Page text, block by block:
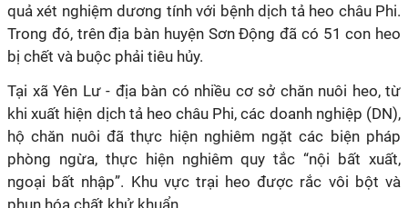
quả xét nghiệm dương tính với bệnh dịch tả heo châu Phi.
Trong đó, trên địa bàn huyện Sơn Động đã có 51 con heo
bị chết và buộc phải tiêu hủy.
Tại xã Yên Lư - địa bàn có nhiều cơ sở chăn nuôi heo, từ
khi xuất hiện dịch tả heo châu Phi, các doanh nghiệp (DN),
hộ chăn nuôi đã thực hiện nghiêm ngặt các biện pháp
phòng ngừa, thực hiện nghiêm quy tắc “nội bất xuất,
ngoại bất nhập”. Khu vực trại heo được rắc vôi bột và
phun hóa chất khử khuẩn.